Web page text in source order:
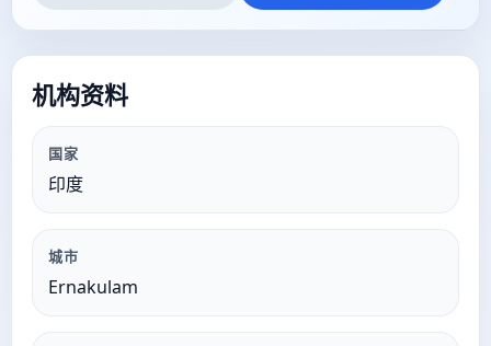
机构资料
国家
印度
城市
Ernakulam